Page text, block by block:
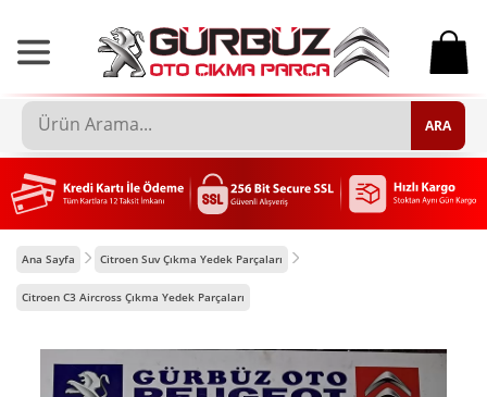
0
ARA
Ana Sayfa Citroen Suv Çıkma Yedek Parçaları
Citroen C3 Aircross Çıkma Yedek Parçaları